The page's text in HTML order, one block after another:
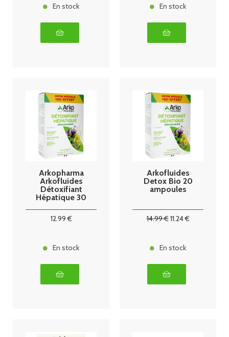
En stock En stock
Arkopharma
Arkofluides
Détoxifiant
Hépatique 30
12.99€
En stock
Arkofluides
Detox Bio 20
ampoules
14.99€11.24€
En stock